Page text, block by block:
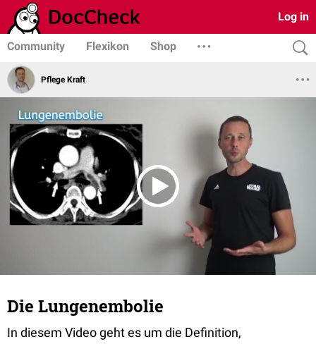
Log in
Community Flexikon Shop
Pflege Kraft
Die Lungenembolie
In diesem Video geht es um die Definition,